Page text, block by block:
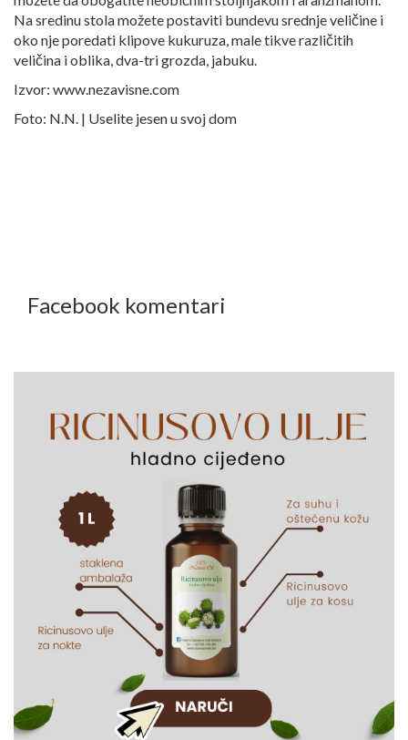
Na sredinu stola možete postaviti bundevu srednje veličine i
oko nje poredati klipove kukuruza, male tikve različitih
veličina i oblika, dva-tri grozda, jabuku.
Izvor: www.nezavisne.com
Foto: N.N. | Uselite jesen u svoj dom
Facebook komentari